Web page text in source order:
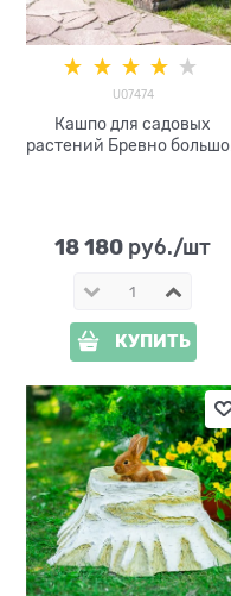
U07474
Кашпо для садовых
растений Бревно большое
18 180 руб./шт
КУПИТЬ